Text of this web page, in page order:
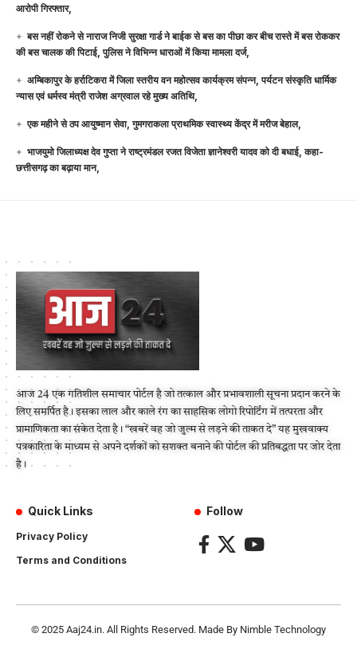
आरोपी गिरफ्तार,
बस नहीं रोकने से नाराज निजी सुरक्षा गार्ड ने बाईक से बस का पीछा कर बीच रास्ते में बस रोककर
की बस चालक की पिटाई, पुलिस ने विभिन्न धाराओं में किया मामला दर्ज,
अम्बिकापुर के हर्राटिकरा में जिला स्तरीय वन महोत्सव कार्यक्रम संपन्न, पर्यटन संस्कृति धार्मिक
न्यास एवं धर्मस्व मंत्री राजेश अग्रवाल रहे मुख्य अतिथि,
एक महीने से ठप आयुष्मान सेवा, गुमगराकला प्राथमिक स्वास्थ्य केंद्र में मरीज बेहाल,
भाजयुमो जिलाध्यक्ष देव गुप्ता ने राष्ट्रमंडल रजत विजेता ज्ञानेश्वरी यादव को दी बधाई, कहा-
छत्तीसगढ़ का बढ़ाया मान,
आज 24 एक गतिशील समाचार पोर्टल है जो तत्काल और प्रभावशाली सूचना प्रदान करने के
लिए समर्पित है। इसका लाल और काले रंग का साहसिक लोगो रिपोर्टिंग में तत्परता और
प्रामाणिकता का संकेत देता है। “खबरें वह जो जुल्म से लड़ने की ताकत दे” यह मुखवाक्य
पत्रकारिता के माध्यम से अपने दर्शकों को सशक्त बनाने की पोर्टल की प्रतिबद्धता पर जोर देता
है।
Quick Links
Privacy Policy
Terms and Conditions
Follow
© 2025 Aaj24.in. All Rights Reserved. Made By Nimble Technology